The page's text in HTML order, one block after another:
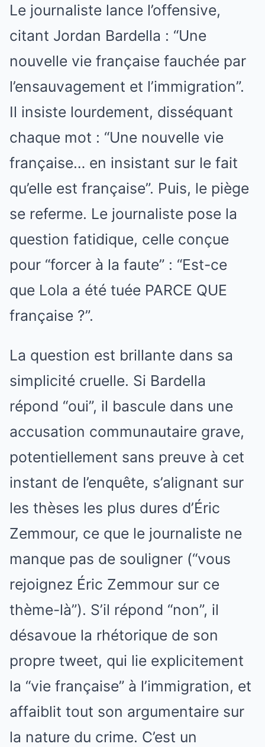
Le journaliste lance l’offensive,
citant Jordan Bardella : “Une
nouvelle vie française fauchée par
l’ensauvagement et l’immigration”.
Il insiste lourdement, disséquant
chaque mot : “Une nouvelle vie
française… en insistant sur le fait
qu’elle est française”. Puis, le piège
se referme. Le journaliste pose la
question fatidique, celle conçue
pour “forcer à la faute” : “Est-ce
que Lola a été tuée PARCE QUE
française ?”.
La question est brillante dans sa
simplicité cruelle. Si Bardella
répond “oui”, il bascule dans une
accusation communautaire grave,
potentiellement sans preuve à cet
instant de l’enquête, s’alignant sur
les thèses les plus dures d’Éric
Zemmour, ce que le journaliste ne
manque pas de souligner (“vous
rejoignez Éric Zemmour sur ce
thème-là”). S’il répond “non”, il
désavoue la rhétorique de son
propre tweet, qui lie explicitement
la “vie française” à l’immigration, et
affaiblit tout son argumentaire sur
la nature du crime. C’est un